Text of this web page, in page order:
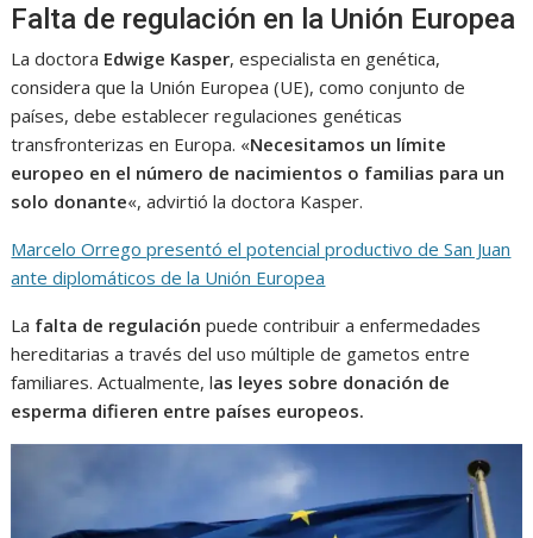
Falta de regulación en la Unión Europea
La doctora Edwige Kasper, especialista en genética,
considera que la Unión Europea (UE), como conjunto de
países, debe establecer regulaciones genéticas
transfronterizas en Europa. «Necesitamos un límite
europeo en el número de nacimientos o familias para un
solo donante«, advirtió la doctora Kasper.
Marcelo Orrego presentó el potencial productivo de San Juan
ante diplomáticos de la Unión Europea
La falta de regulación puede contribuir a enfermedades
hereditarias a través del uso múltiple de gametos entre
familiares. Actualmente, las leyes sobre donación de
esperma difieren entre países europeos.